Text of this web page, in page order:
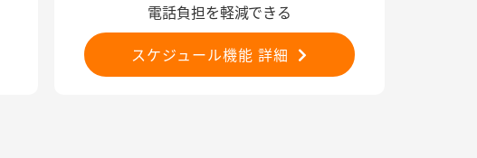
電話負担を軽減できる
スケジュール機能 詳細